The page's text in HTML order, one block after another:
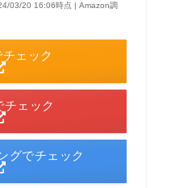
03/20 16:06時点 | Amazon調
ェック
チェック
グでチェック